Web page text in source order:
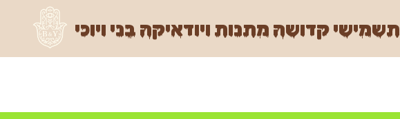
תשמישי קדושה מתנות ויודאיקה בני ויוכי